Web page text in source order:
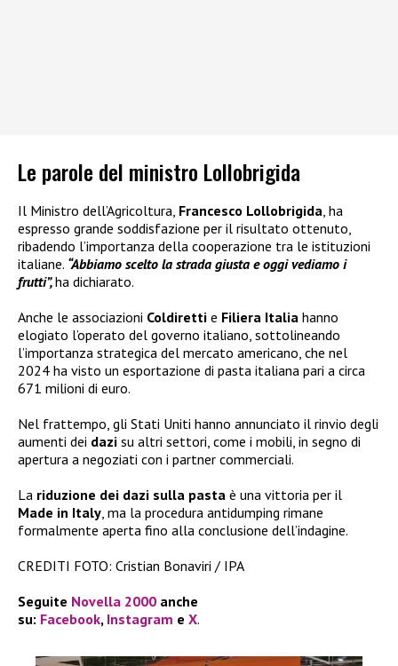
Le parole del ministro Lollobrigida
Il Ministro dell’Agricoltura, Francesco Lollobrigida , ha
espresso grande soddisfazione per il risultato ottenuto,
ribadendo l’importanza della cooperazione tra le istituzioni
italiane. “Abbiamo scelto la strada giusta e oggi vediamo i
frutti”,ha dichiarato.
Anche le associazioni Coldiretti e Filiera Italia hanno
elogiato l’operato del governo italiano, sottolineando
l’importanza strategica del mercato americano, che nel
2024 ha visto un esportazione di pasta italiana pari a circa
671 milioni di euro.
Nel frattempo, gli Stati Uniti hanno annunciato il rinvio degli
aumenti dei dazi su altri settori, come i mobili, in segno di
apertura a negoziati con i partner commerciali.
La riduzione dei dazi sulla pasta è una vittoria per il
Made in Italy , ma la procedura antidumping rimane
formalmente aperta fino alla conclusione dell’indagine.
CREDITI FOTO: Cristian Bonaviri / IPA
Seguite Novella 2000 anche
su: Facebook, Instagram e X.